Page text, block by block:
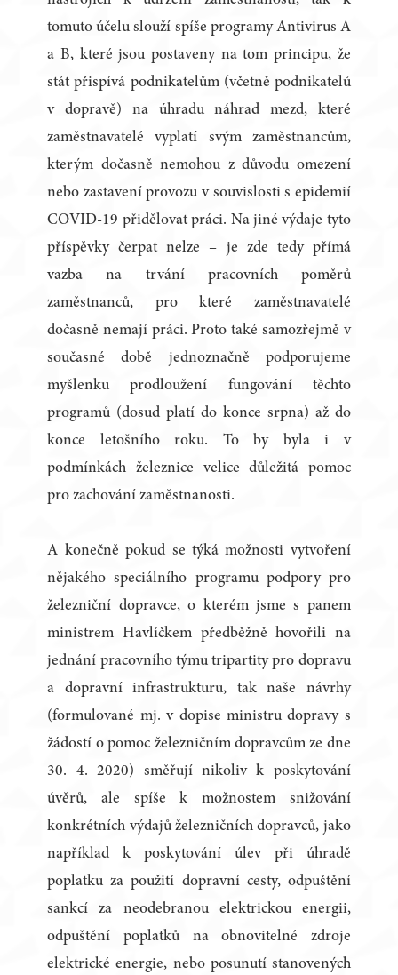
tomuto účelu slouží spíše programy Antivirus A
a B, které jsou postaveny na tom principu, že
stát přispívá podnikatelům (včetně podnikatelů
v dopravě) na úhradu náhrad mezd, které
zaměstnavatelé vyplatí svým zaměstnancům,
kterým dočasně nemohou z důvodu omezení
nebo zastavení provozu v souvislosti s epidemií
COVID-19 přidělovat práci. Na jiné výdaje tyto
příspěvky čerpat nelze – je zde tedy přímá
vazba na trvání pracovních poměrů
zaměstnanců, pro které zaměstnavatelé
dočasně nemají práci. Proto také samozřejmě v
současné době jednoznačně podporujeme
myšlenku prodloužení fungování těchto
programů (dosud platí do konce srpna) až do
konce letošního roku. To by byla i v
podmínkách železnice velice důležitá pomoc
pro zachování zaměstnanosti.
A konečně pokud se týká možnosti vytvoření
nějakého speciálního programu podpory pro
železniční dopravce, o kterém jsme s panem
ministrem Havlíčkem předběžně hovořili na
jednání pracovního týmu tripartity pro dopravu
a dopravní infrastrukturu, tak naše návrhy
(formulované mj. v dopise ministru dopravy s
žádostí o pomoc železničním dopravcům ze dne
30. 4. 2020) směřují nikoliv k poskytování
úvěrů, ale spíše k možnostem snižování
konkrétních výdajů železničních dopravců, jako
například k poskytování úlev při úhradě
poplatku za použití dopravní cesty, odpuštění
sankcí za neodebranou elektrickou energii,
odpuštění poplatků na obnovitelné zdroje
elektrické energie, nebo posunutí stanovených